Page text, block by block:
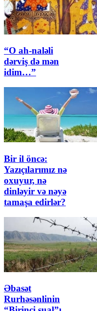
“O ah-naləli
dərviş də mən
idim…”
Bir il öncə:
Yazıçılarımız nə
oxuyur, nə
dinləyir və nəyə
tamaşa edirlər?
Əbasət
Rurhəsənlinin